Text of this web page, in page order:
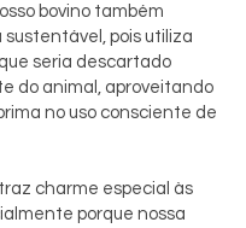
bovino também
pois utiliza
seria descartado
do animal, aproveitando
no uso consciente de
charme especial às
porque nossa